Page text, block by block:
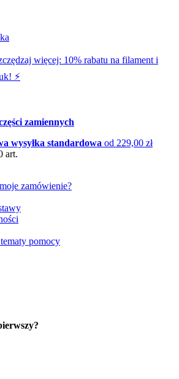
więcej: 10% rabatu na filament i
⚡️
zamiennych
wysyłka standardowa od 229,00 zł
art.
zamówienie?
pomocy